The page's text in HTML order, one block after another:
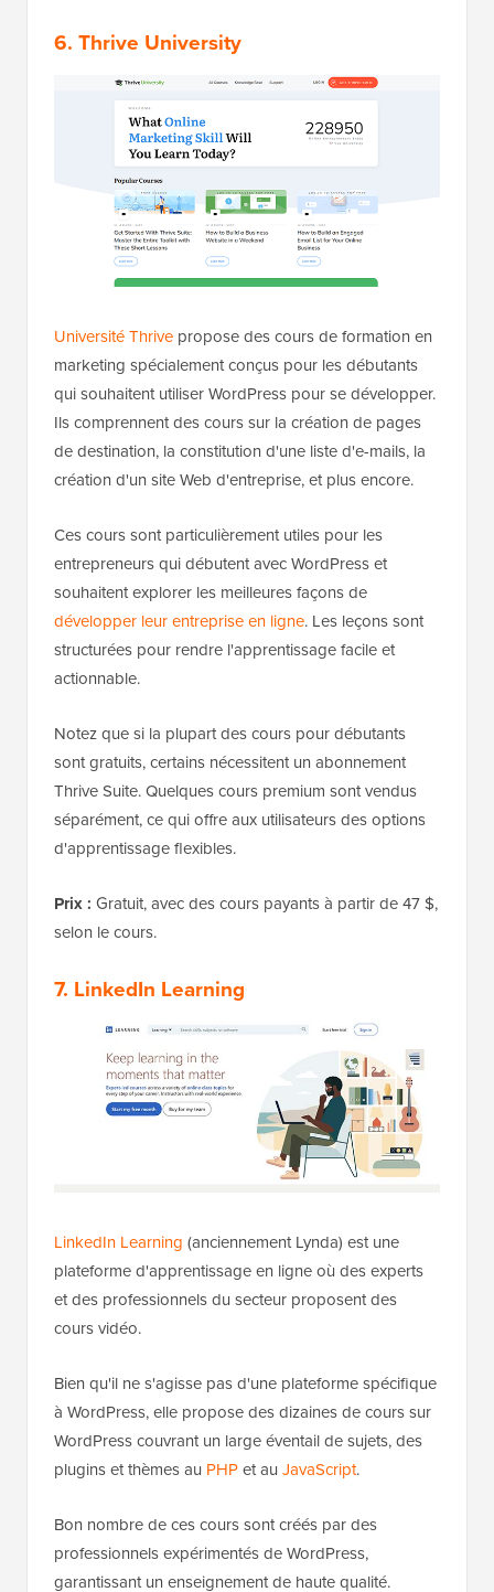
6. Thrive University
Université Thrive propose des cours de formation en
marketing spécialement conçus pour les débutants
qui souhaitent utiliser WordPress pour se développer.
Ils comprennent des cours sur la création de pages
de destination, la constitution d'une liste d'e-mails, la
création d'un site Web d'entreprise, et plus encore.
Ces cours sont particulièrement utiles pour les
entrepreneurs qui débutent avec WordPress et
souhaitent explorer les meilleures façons de
développer leur entreprise en ligne. Les leçons sont
structurées pour rendre l'apprentissage facile et
actionnable.
Notez que si la plupart des cours pour débutants
sont gratuits, certains nécessitent un abonnement
Thrive Suite. Quelques cours premium sont vendus
séparément, ce qui offre aux utilisateurs des options
d'apprentissage flexibles.
Prix : Gratuit, avec des cours payants à partir de 47 $,
selon le cours.
7. LinkedIn Learning
LinkedIn Learning (anciennement Lynda) est une
plateforme d'apprentissage en ligne où des experts
et des professionnels du secteur proposent des
cours vidéo.
Bien qu'il ne s'agisse pas d'une plateforme spécifique
à WordPress, elle propose des dizaines de cours sur
WordPress couvrant un large éventail de sujets, des
plugins et thèmes au PHPet au JavaScript.
Bon nombre de ces cours sont créés par des
professionnels expérimentés de WordPress,
garantissant un enseignement de haute qualité.